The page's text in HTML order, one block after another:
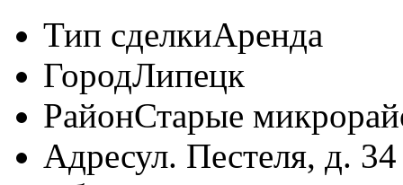
Тип сделкиАренда
ГородЛипецк
РайонСтарые
Адресул. Пестеля, д. 34